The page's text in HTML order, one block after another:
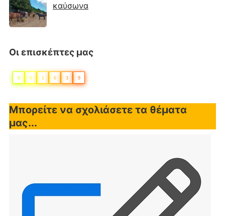
καύσωνα
Οι επισκέπτες μας
0 6 1 6 3 9
Μπορείτε να σχολιάσετε τα θέματα
μας...